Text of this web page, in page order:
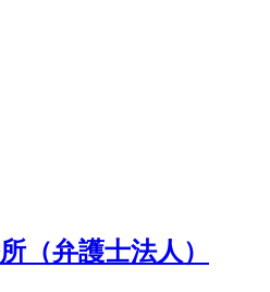
（弁護士法人）